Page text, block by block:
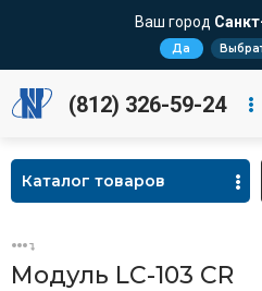
Ваш город
Да
(812) 326-59-24
Каталог товаров
Модуль LC-103 CR